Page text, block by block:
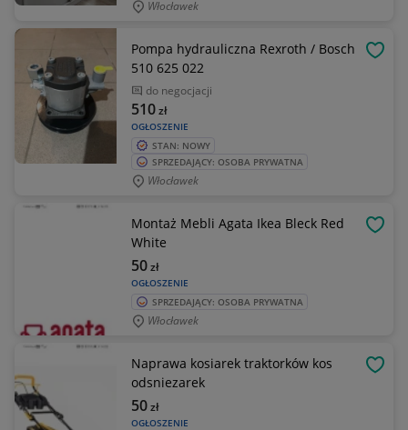
Włocławek
Pompa hydrauliczna Rexroth / Bosch
510 625 022
do negocjacji
OGŁOSZENIE
510zł
STAN: NOWY
SPRZEDAJĄCY: OSOBA PRYWATNA
Włocławek
Montaż Mebli Agata Ikea Bleck Red
White
OGŁOSZENIE
50zł
SPRZEDAJĄCY: OSOBA PRYWATNA
Włocławek
Naprawa kosiarek traktorków kos
odsniezarek
OGŁOSZENIE
50zł